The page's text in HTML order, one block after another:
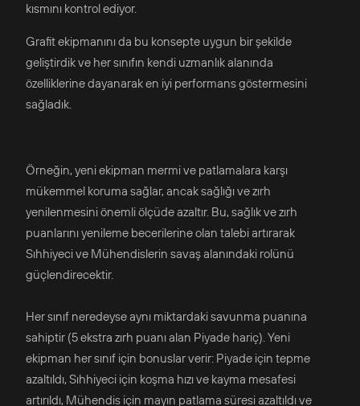
kısmını kontrol ediyor.
Grafit ekipmanını da bu konsepte uygun bir şekilde
geliştirdik ve her sınıfın kendi uzmanlık alanında
özelliklerine dayanarak en iyi performans göstermesini
sağladık.
Örneğin, yeni ekipman mermi ve patlamalara karşı
mükemmel koruma sağlar, ancak sağlığı ve zırh
yenilenmesini önemli ölçüde azaltır. Bu, sağlık ve zırh
puanlarını yenileme becerilerine olan talebi artırarak
Sıhhiyeci ve Mühendislerin savaş alanındaki rolünü
güçlendirecektir.
Her sınıf neredeyse aynı miktardaki savunma puanına
sahiptir (5 ekstra zırh puanı alan Piyade hariç). Yeni
ekipman her sınıf için bonuslar verir: Piyade için tepme
azaltıldı, Sıhhiyeci için koşma hızı ve kayma mesafesi
artırıldı, Mühendis için mayın patlama süresi azaltıldı ve